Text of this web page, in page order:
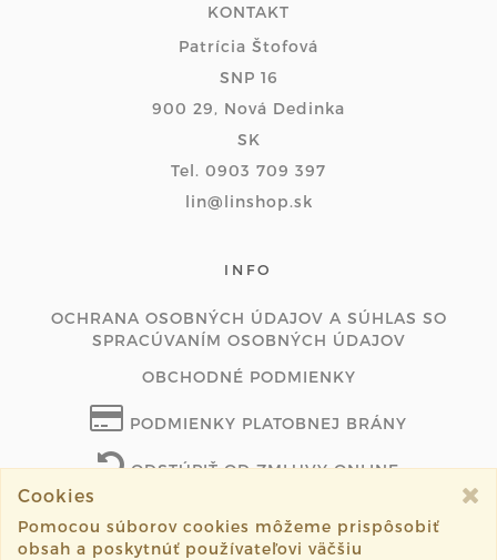
KONTAKT
Patrícia Štofová
SNP 16
900 29, Nová Dedinka
SK
Tel. 0903 709 397
lin@linshop.sk
INFO
OCHRANA OSOBNÝCH ÚDAJOV A SÚHLAS SO
SPRACÚVANÍM OSOBNÝCH ÚDAJOV
OBCHODNÉ PODMIENKY
PODMIENKY PLATOBNEJ BRÁNY
ODSTÚPIŤ OD ZMLUVY ONLINE
Cookies
Pomocou súborov cookies môžeme prispôsobiť
obsah a poskytnúť používateľovi väčšiu